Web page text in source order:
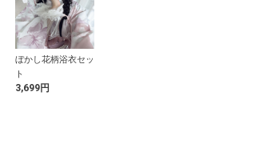
ぼかし花柄浴衣セッ
ト
3,699円